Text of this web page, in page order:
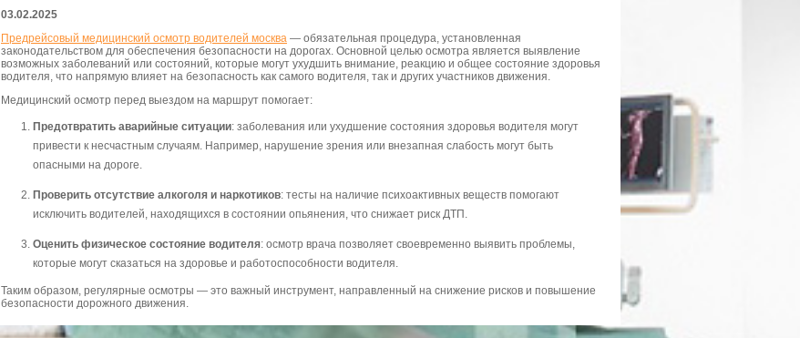
03.02.2025
Предрейсовый медицинский осмотр водителей москва — обязательная процедура, установленная
законодательством для обеспечения безопасности на дорогах. Основной целью осмотра является выявление
возможных заболеваний или состояний, которые могут ухудшить внимание, реакцию и общее состояние здоровья
водителя, что напрямую влияет на безопасность как самого водителя, так и других участников движения.
Медицинский осмотр перед выездом на маршрут помогает:
Предотвратить аварийные ситуации: заболевания или ухудшение состояния здоровья водителя могут
привести к несчастным случаям. Например, нарушение зрения или внезапная слабость могут быть
опасными на дороге.
Проверить отсутствие алкоголя и наркотиков: тесты на наличие психоактивных веществ помогают
исключить водителей, находящихся в состоянии опьянения, что снижает риск ДТП.
Оценить физическое состояние водителя: осмотр врача позволяет своевременно выявить проблемы,
которые могут сказаться на здоровье и работоспособности водителя.
Таким образом, регулярные осмотры — это важный инструмент, направленный на снижение рисков и повышение
безопасности дорожного движения.